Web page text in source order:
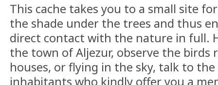
This cache takes you to a small site
the shade under the trees and thus
direct contact with the nature in full.
the town of Aljezur, observe the
houses, or flying in the sky, talk to
inhabitants who kindly offer you a